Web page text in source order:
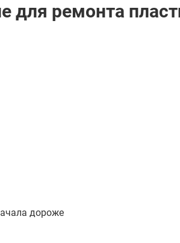
для ремонта
дороже